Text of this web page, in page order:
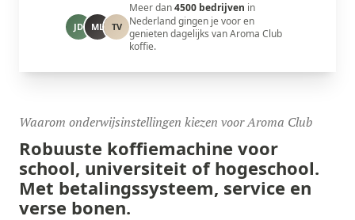
JD ML TV
Meer dan4500 bedrijven in
Nederland gingen je voor en
genieten dagelijks van Aroma Club
koffie.
Waarom onderwijsinstellingen kiezen voor Aroma Club
Robuuste koffiemachine voor
school, universiteit of hogeschool.
Met betalingssysteem, service en
verse bonen.